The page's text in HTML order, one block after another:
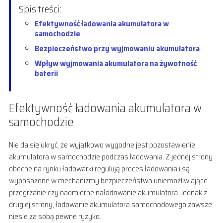
Spis treści:
Efektywność ładowania akumulatora w
samochodzie
Bezpieczeństwo przy wyjmowaniu akumulatora
Wpływ wyjmowania akumulatora na żywotność
baterii
Efektywność ładowania akumulatora w
samochodzie
Nie da się ukryć, że wyjątkowo wygodne jest pozostawienie
akumulatora w samochodzie podczas ładowania. Z jednej strony
obecne na rynku ładowarki regulują proces ładowania i są
wyposażone w mechanizmy bezpieczeństwa uniemożliwiające
przegrzanie czy nadmierne naładowanie akumulatora. Jednak z
drugiej strony, ładowanie akumulatora samochodowego zawsze
niesie za sobą pewne ryzyko.